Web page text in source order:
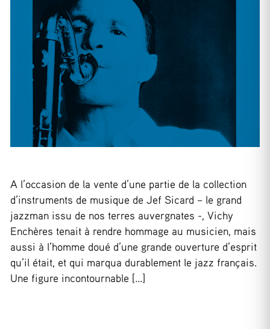
A l’occasion de la vente d’une partie de la collection
d’instruments de musique de Jef Sicard – le grand
jazzman issu de nos terres auvergnates -, Vichy
Enchères tenait à rendre hommage au musicien, mais
aussi à l’homme doué d’une grande ouverture d’esprit
qu’il était, et qui marqua durablement le jazz français.
Une figure incontournable […]